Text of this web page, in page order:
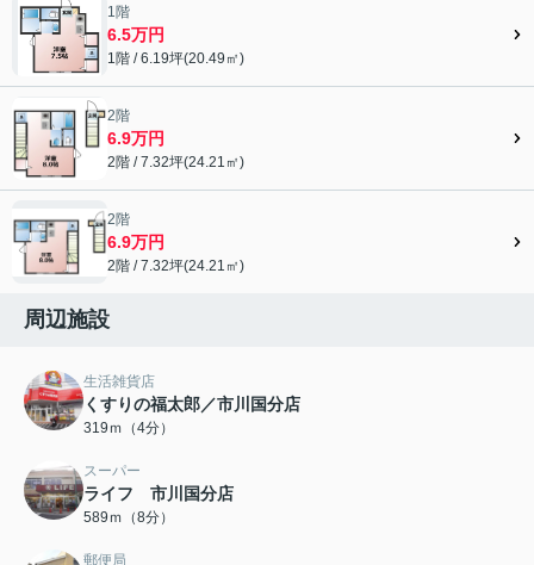
1階
6.5万円
1階 / 6.19坪(20.49㎡)
2階
6.9万円
2階 / 7.32坪(24.21㎡)
2階
6.9万円
2階 / 7.32坪(24.21㎡)
周辺施設
生活雑貨店
くすりの福太郎／市川国分店
319ｍ（4分）
スーパー
ライフ 市川国分店
589ｍ（8分）
郵便局